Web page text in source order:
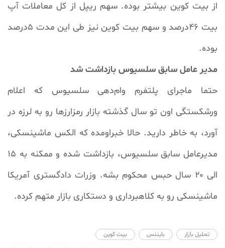
از بیت کوین بیشتر بوده. سهم ریپل از کل معاملات آپ
بیت ۴۶درصد و سهم بیت کوین نیز طی این مدت ۵درصد
بوده.
مدیر عامل سابق سلسیوس بازداشت شد
حتما ماجرای پلتفرم وام‌دهی سلسیوس که اعلام
ورشکستگی اون تو سال گذشته بازار رمزارزها رو به لرزه در
آورد، به خاطر دارید. حالا خبراومده که الکس ماشینسکی،
مدیرعامل سابق سلسیوس، بازداشت شده و ممکنه به ۱۵
الی ۲۰ سال حبس محکوم بشه. وزرات دادگستری آمریکا
ماشینسکی رو به کلاهبرداری و دستکاری بازار متهم کرده.
تحلیل بازار بایننس بیت کوین